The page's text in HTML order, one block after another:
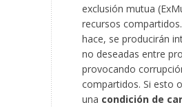
exclusión mutua
recursos
hace, se producirán
no deseadas entre
provocando
compartidos. Si esto
una condición de